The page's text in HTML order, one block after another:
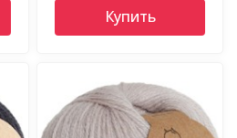
Купить